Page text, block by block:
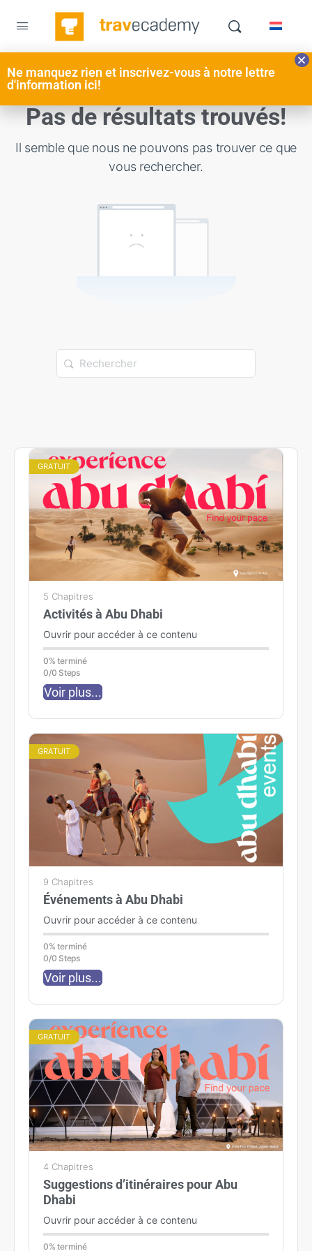
Pas de résultats trouvés!
Il semble que nous ne pouvons pas trouver ce que
vous rechercher.
GRATUIT
5 Chapitres
Activités à Abu Dhabi
Ouvrir pour accéder à ce contenu
0% terminé
0/0 Steps
Voir plus...
GRATUIT
9 Chapitres
Événements à Abu Dhabi
Ouvrir pour accéder à ce contenu
0% terminé
0/0 Steps
Voir plus...
GRATUIT
4 Chapitres
Suggestions d’itinéraires pour Abu
Dhabi
Ouvrir pour accéder à ce contenu
0% terminé
Ne manquez rien et inscrivez-vous à notre lettre
d'information ici!